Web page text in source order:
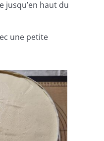
jusqu’en haut du
une petite